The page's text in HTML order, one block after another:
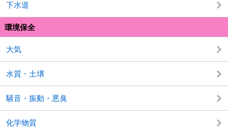
下水道
環境保全
大気
水質・土壌
騒音・振動・悪臭
化学物質